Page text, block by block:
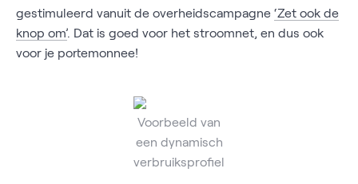
gestimuleerd vanuit de overheidscampagne ‘Zet ook de
knop om’. Dat is goed voor het stroomnet, en dus ook
voor je portemonnee!
Voorbeeld van
een dynamisch
verbruiksprofiel